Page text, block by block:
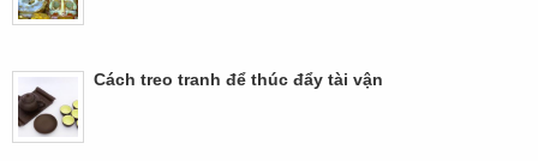
Cách treo tranh để thúc đẩy tài vận